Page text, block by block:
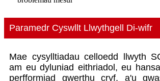
Paramedr Cyswllt Llwythgell Di-wifr
Mae cysylltiadau celloedd llwyth
am eu dyluniad eithriadol, eu
perfformiad gwerthu cryf, a'u